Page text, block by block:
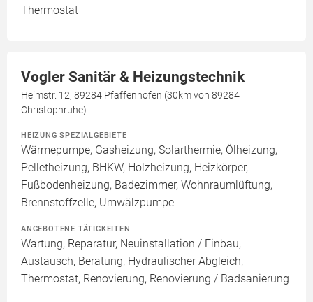
Thermostat
Vogler Sanitär & Heizungstechnik
Heimstr. 12, 89284 Pfaffenhofen (30km von 89284
Christophruhe)
HEIZUNG SPEZIALGEBIETE
Wärmepumpe, Gasheizung, Solarthermie, Ölheizung,
Pelletheizung, BHKW, Holzheizung, Heizkörper,
Fußbodenheizung, Badezimmer, Wohnraumlüftung,
Brennstoffzelle, Umwälzpumpe
ANGEBOTENE TÄTIGKEITEN
Wartung, Reparatur, Neuinstallation / Einbau,
Austausch, Beratung, Hydraulischer Abgleich,
Thermostat, Renovierung, Renovierung / Badsanierung